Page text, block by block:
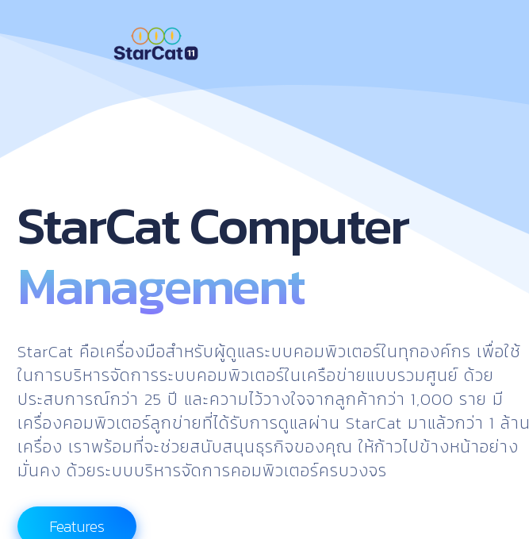
StarCat Computer
Management
StarCat คือเครื่องมือสำหรับผู้ดูแลระบบคอมพิวเตอร์ในทุกองค์กร เพื่อใช้
ในการบริหารจัดการระบบคอมพิวเตอร์ในเครือข่ายแบบรวมศูนย์ ด้วย
ประสบการณ์กว่า 25 ปี และความไว้วางใจจากลูกค้ากว่า 1,000 ราย มี
เครื่องคอมพิวเตอร์ลูกข่ายที่ได้รับการดูแลผ่าน StarCat มาแล้วกว่า 1 ล้าน
เครื่อง เราพร้อมที่จะช่วยสนับสนุนธุรกิจของคุณ ให้ก้าวไปข้างหน้าอย่าง
มั่นคง ด้วยระบบบริหารจัดการคอมพิวเตอร์ครบวงจร
Features